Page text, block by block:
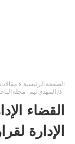
الصفحة الرئيسية مقالات
- ذ/ المهدي تيم - مجلة
القضاء
الإدارة